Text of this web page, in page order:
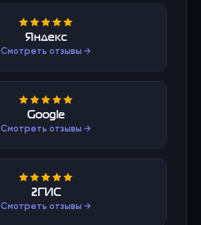
Яндекс
Смотреть отзывы →
Google
Смотреть отзывы →
2ГИС
Смотреть отзывы →